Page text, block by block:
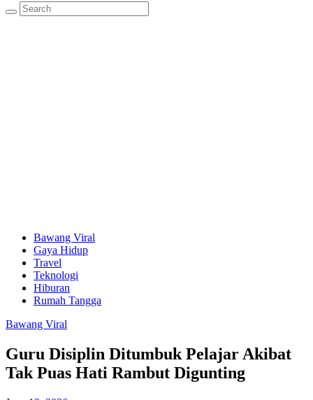
Bawang Viral
Gaya Hidup
Travel
Teknologi
Hiburan
Rumah Tangga
Bawang Viral
Guru Disiplin Ditumbuk Pelajar Akibat
Tak Puas Hati Rambut Digunting